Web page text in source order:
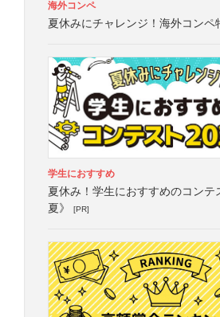
海外コンペ
夏休みにチャレンジ！海外コンペ
学生におすすめ
夏休み！学生におすすめのコンテ
夏》
[PR]